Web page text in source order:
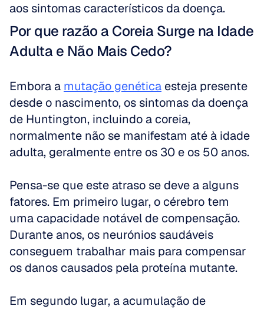
aos sintomas característicos da doença.
Por que razão a Coreia Surge na Idade
Adulta e Não Mais Cedo?
Embora a mutação genética esteja presente
desde o nascimento, os sintomas da doença
de Huntington, incluindo a coreia,
normalmente não se manifestam até à idade
adulta, geralmente entre os 30 e os 50 anos.
Pensa-se que este atraso se deve a alguns
fatores. Em primeiro lugar, o cérebro tem
uma capacidade notável de compensação.
Durante anos, os neurónios saudáveis
conseguem trabalhar mais para compensar
os danos causados pela proteína mutante.
Em segundo lugar, a acumulação de